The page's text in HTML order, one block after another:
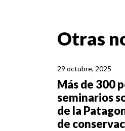
Otras
29 octubre, 2025
Más de 300
seminarios
de la
de